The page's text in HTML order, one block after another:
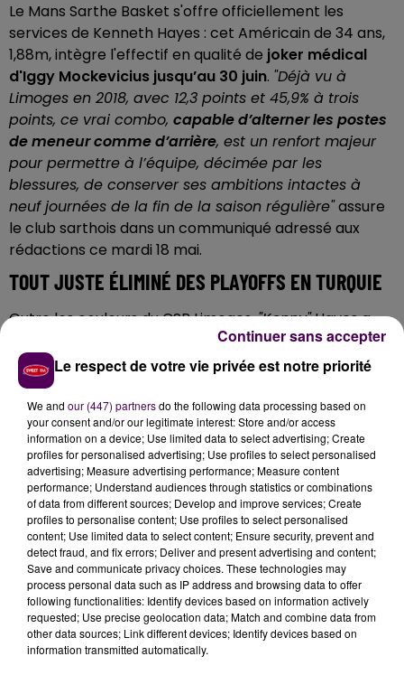
Le Mans Sarthe Basket s'offre officiellement les
services de Kenneth Hayes : cet Américain de 34 ans,
1,88m, intègre l'effectif en qualité de joker médical
d'Iggy Mockevicius jusqu’au 30 juin. "Déjà vu à
Limoges en 2018, avec 12,3 points et 45,9% à trois
points, ce vrai combo, capable d’alterner les postes
de meneur comme d’arrière, est un renfort majeur
pour permettre à l’équipe, décimée par les
blessures, de conserver ses ambitions intactes à
neuf journées de la fin de la saison régulière"assure
le club sarthois dans un communiqué adressé aux
rédactions ce mardi 18 mai.
TOUT JUSTE ÉLIMINÉ DES PLAYOFFS EN TURQUIE
Outre les couleurs du CSP Limoges,"Kenny"Hayes a
"une riche expérience européenne"
souligne-t-on au MSB, en citant ses"passages
remarqués"
Turquie"à Gaziantep, équipe avec laquelle ce natif de
Dayton vient tout juste d'être éliminé des playoffs du
championnat local. L'intéressé qui, sous réserve d'une
homologation par la Ligue nationale de basket,
pourrait porter le maillot des"tangos"dès ce 27 mai
face à Monaco en Jeep Elite,"pourra aussi pallier les
absences de Scott Bamforth, Kaza Keane et, à venir,
celle d’Antoine Eïto".
Le respect de votre vie privée est notre priorité
We and our (447) partnersdo the following data processing based on
your consent and/or our legitimate interest: Store and/or access
information on a device; Use limited data to select advertising; Create
profiles for personalised advertising; Use profiles to select personalised
advertising; Measure advertising performance; Measure content
performance; Understand audiences through statistics or combinations
of data from different sources; Develop and improve services; Create
profiles to personalise content; Use profiles to select personalised
content; Use limited data to select content; Ensure security, prevent and
detect fraud, and fix errors; Deliver and present advertising and content;
Save and communicate privacy choices. These technologies may
process personal data such as IP address and browsing data to offer
following functionalities: Identify devices based on information actively
requested; Use precise geolocation data; Match and combine data from
other data sources; Link different devices; Identify devices based on
information transmitted automatically.
Continuer sans accepter